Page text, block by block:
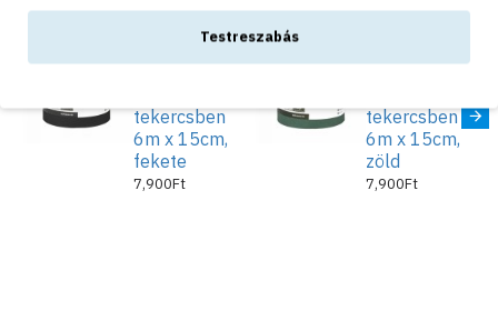
takaríthatunk meg a kertrendezés során.
Hossza 6 m
Magasság 15cm
Súlya 2,83 kg/m2
Műanyag
tekercsben
6m x 15cm,
fekete
7,900Ft
tekercsben
6m x 15cm,
zöld
7,900Ft
Testreszabás